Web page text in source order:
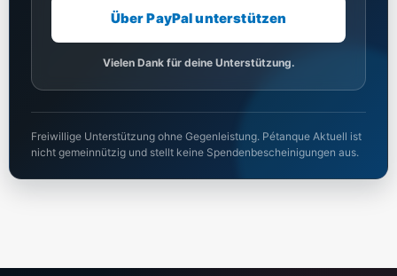
Über PayPal unterstützen
Vielen Dank für deine Unterstützung.
Freiwillige Unterstützung ohne Gegenleistung. Pétanque Aktuell ist
nicht gemeinnützig und stellt keine Spendenbescheinigungen aus.